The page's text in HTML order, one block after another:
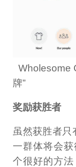
Wholesome
牌”
奖励获胜者
虽然获胜者
一群体将会
个很好的方